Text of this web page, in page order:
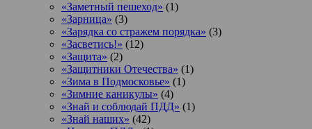
«Заметный пешеход» (1)
«Зарница» (3)
«Зарядка со стражем порядка» (3)
«Засветись!» (12)
«Защита» (2)
«Защитники Отечества» (1)
«Зима в Подмосковье» (1)
«Зимние каникулы» (4)
«Знай и соблюдай ПДД» (1)
«Знай наших» (42)